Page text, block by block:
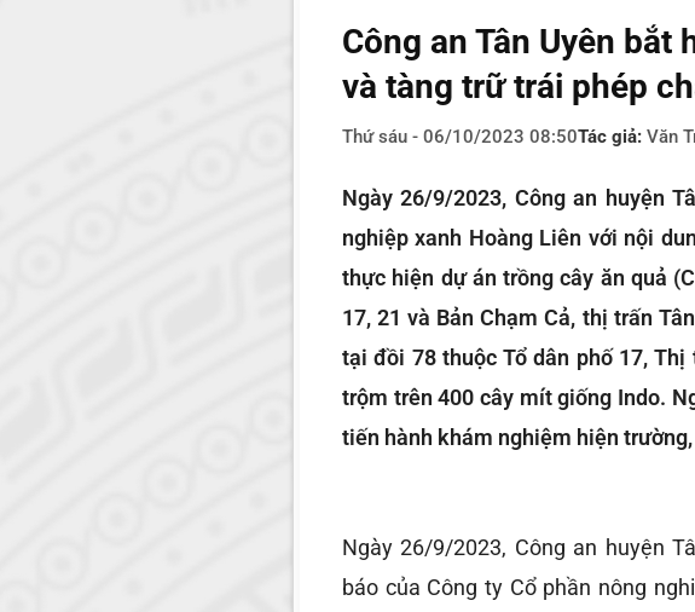
Công an Tân Uyên
và tàng trữ trái phép
Thứ sáu - 06/10/2023 08:50Tác giả: Văn
Ngày 26/9/2023, Công an huyện
nghiệp xanh Hoàng Liên với nội
thực hiện dự án trồng cây ăn quả
17, 21 và Bản Chạm Cả, thị trấn
tại đồi 78 thuộc Tổ dân phố 17,
trộm trên 400 cây mít giống Indo.
tiến hành khám nghiệm hiện
Ngày 26/9/2023, Công an huyện
báo của Công ty Cổ phần nông